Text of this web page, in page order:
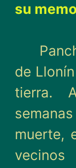
su
de
tierra.
muerte,